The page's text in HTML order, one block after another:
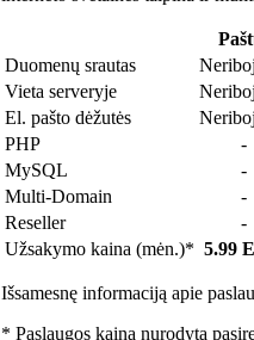
Duomenų srautas
Vieta serveryje
El. pašto dėžutės
PHP
-
MySQL
-
Multi-Domain
-
Reseller
-
Užsakymo kaina (mėn.)* 5.99
Išsamesnę informaciją apie
* Paslaugos kaina nurodyta